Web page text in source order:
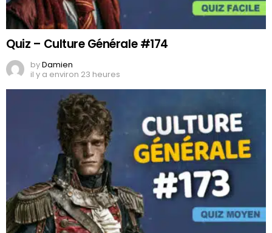
Quiz – Culture Générale #174
byDamien
il y a environ 23 heures